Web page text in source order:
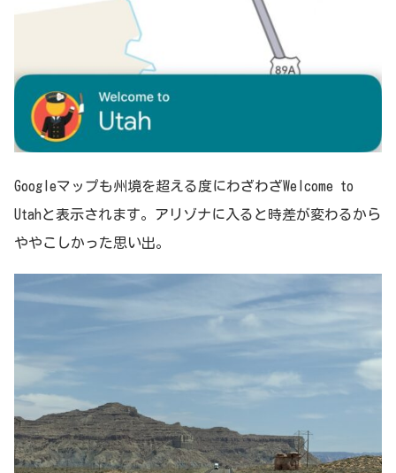
Googleマップも州境を超える度にわざわざWelcome to
Utahと表示されます。アリゾナに入ると時差が変わるから
ややこしかった思い出。